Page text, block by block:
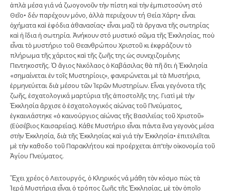
ἁπλὰ μέσα γιά νά ζωογονοῦν τὴν πίστη καὶ τὴν ἐμπιστοσύνη στό
Θεῖο• δέν παρέχουν μόνο, ἀλλὰ περιέχουν τή Θεία Χάρη• εἶναι
ὀχήματα καὶ ἐφόδια ἀθανασίας• εἶναι μαζὶ τὰ ὄργανα τῆς σωτηρίας
καὶ ἡ ἴδια ἡ σωτηρία. Ἀνήκουν στό μυστικό σῶμα τῆς Ἐκκλησίας, ποὺ
εἶναι τὸ μυστήριο τοῦ Θεανθρώπου Χριστοῦ κι ἐκφράζουν τὸ
πλήρωμα τῆς χάριτος καὶ τῆς ζωῆς της ὡς συνεχιζομένης
Πεντηκοστῆς. Ὁ ἅγιος Νικόλαος ὁ Καβάσιλας θὰ πῆ ὅτι ἡ Ἐκκλησία
«σημαίνεται ἐν τοῖς Μυστηρίοις», φανερώνεται μὲ τὰ Μυστήρια,
ἑρμηνεύεται διὰ μέσου τῶν Ἱερῶν Μυστηρίων. Εἶναι γεγόνοτα τῆς
ζωῆς, ἐσχατολογικά μαρτύρια τῆς ἀποστολῆς της. Γιατὶ μὲ τὴν
Ἐκκλησία ἄρχισε ὁ ἐσχατολογικός αἰώνας τοῦ Πνεύματος,
ἐγκαινιάστηκε «ὁ καινούργιος αἰώνας τῆς Βασιλείας τοῦ Χριστοῦ»
(Εὐσέβιος Καισαρείας). Κάθε Μυστήριο εἶναι πάντα ἕνα γεγονὸς μέσα
στὴν Ἐκκλησία, διὰ τῆς Ἐκκλησίας καὶ γιά τὴν Ἐκκλησία• ἐπιτελεῖται
μὲ τὴν καθοδο τοῦ Παρακλήτου καὶ προέρχεται ἀπ’τὴν οἰκονομία τοῦ
Ἁγίου Πνεύματος.
Ἔχει χρέος ὁ Λειτουργός, ὁ Κληρικός νά μάθη τὸν κόσμο πὼς τὰ
Ἱερά Μυστήρια εἶναι ὁ τρόπος ζωῆς τῆς Ἐκκλησίας, μὲ τὸν ὁποῖο